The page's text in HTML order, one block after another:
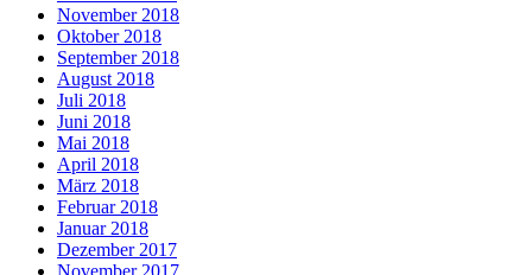
November 2018
Oktober 2018
September 2018
August 2018
Juli 2018
Juni 2018
Mai 2018
April 2018
März 2018
Februar 2018
Januar 2018
Dezember 2017
November 2017